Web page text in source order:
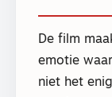
De film
emotie
niet het